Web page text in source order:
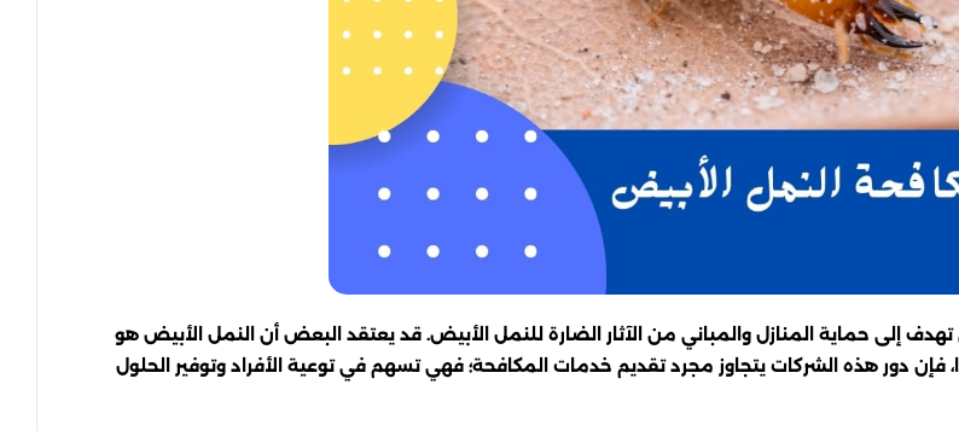
إلى حماية المنازل والمباني من الآثار الضارة للنمل الأبيض. قد يعتقد البعض أن النمل الأبيض هو
فإن دور هذه الشركات يتجاوز مجرد تقديم خدمات المكافحة؛ فهي تسهم في توعية الأفراد وتوفير الحلول